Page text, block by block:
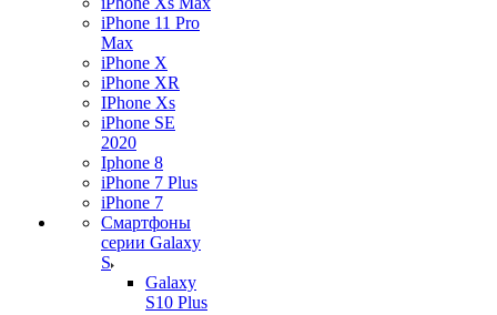
iPhone 11 Pro
Max
iPhone X
iPhone XR
IPhone Xs
iPhone SE
2020
Iphone 8
iPhone 7 Plus
iPhone 7
Смартфоны
серии Galaxy
S
Galaxy
S10 Plus